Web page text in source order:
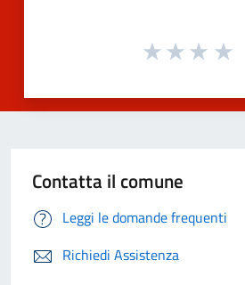
Contatta il comune
Leggi le domande frequenti
Richiedi Assistenza